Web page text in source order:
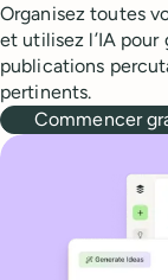
Organisez toutes
et utilisez l’IA pour
publications
pertinents.
Commencer